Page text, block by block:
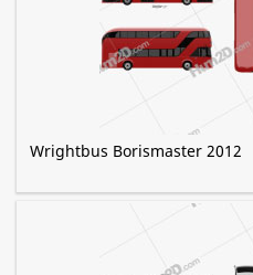
Wrightbus Borismaster 2012